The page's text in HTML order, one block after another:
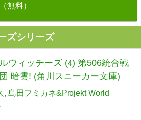
無料）
ズシリーズ
ウィッチーズ (4) 第506統合戦
暗雲! (角川スニーカー文庫)
島田フミカネ&Projekt World